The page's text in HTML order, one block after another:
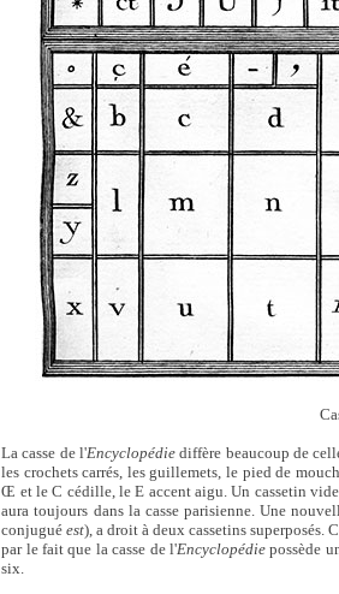
La casse de l'Encyclopédie diffère beaucoup de
les crochets carrés, les guillemets, le pied de
Œ et le C cédille, le E accent aigu. Un cassetin
aura toujours dans la casse parisienne. Une
conjuguéest), a droit à deux cassetins superposés.
par le fait que la casse de l'Encyclopédiepossède
six.